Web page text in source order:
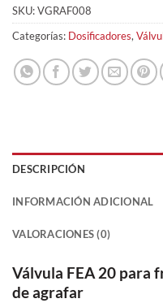
SKU:VGRAF008
Categorías: Dosificadores,
DESCRIPCIÓN
INFORMACIÓN ADICIONAL
VALORACIONES (0)
Válvula FEA 20 para
de agrafar